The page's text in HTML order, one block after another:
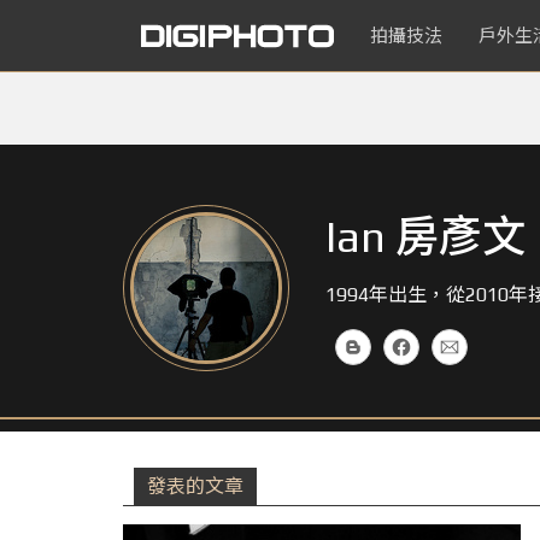
拍攝技法 戶外生
Ian 房彥文
1994年出生，從2010年
發表的文章